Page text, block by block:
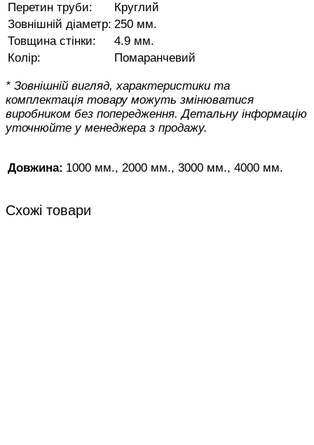
Перетин труби:
Круглий
Зовнішній діаметр: 250 мм.
Товщина стінки:
4.9 мм.
Колір:
Помаранчевий
* Зовнішній вигляд, характеристики та
комплектація товару можуть змінюватися
виробником без попередження. Детальну інформацію
уточнюйте у менеджера з продажу.
Довжина: 1000 мм., 2000 мм., 3000 мм., 4000 мм.
Схожі товари